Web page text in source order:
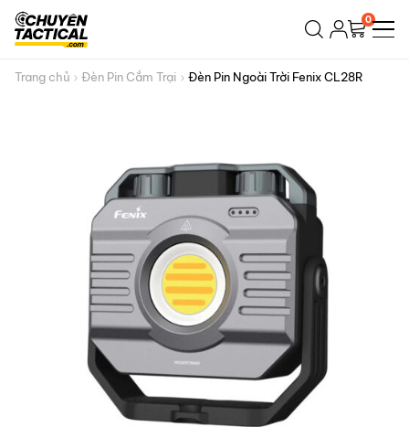
Bỏ
qua
dung
0
Trang chủ Đèn Pin Cắm Trại Đèn Pin Ngoài Trời Fenix CL28R